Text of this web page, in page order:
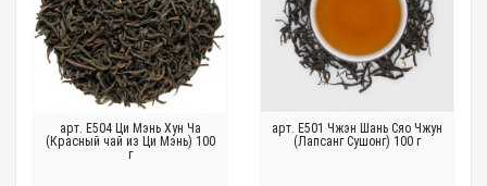
арт. Е504 Ци Мэнь Хун Ча
(Красный чай из Ци Мэнь) 100
г
арт. Е501 Чжэн Шань Сяо Чжун
(Лапсанг Сушонг) 100 г